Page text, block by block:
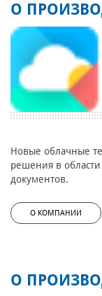
О
Новые облачные
решения в
документов.
О КОМПАНИИ
О